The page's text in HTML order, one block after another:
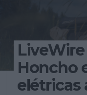
Honcho
elétricas